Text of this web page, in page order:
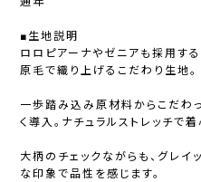
■生地説明
ロロピアーナやゼニアも採用す
原毛で織り上げるこだわり生地。
一歩踏み込み原材料からこだわ
く導入。ナチュラルストレッチで
大柄のチェックながらも、グレ
な印象で品性を感じます。